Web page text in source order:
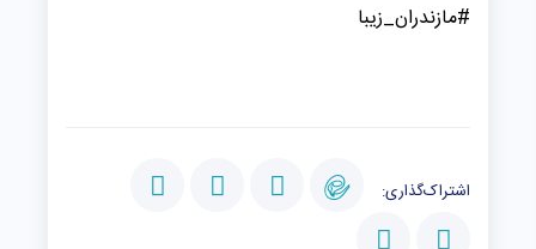
#مازندران_زیبا
اشتراک‌گذاری: